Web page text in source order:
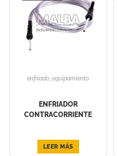
enfriado,equipamiento
ENFRIADOR
CONTRACORRIENTE
LEER MÁS